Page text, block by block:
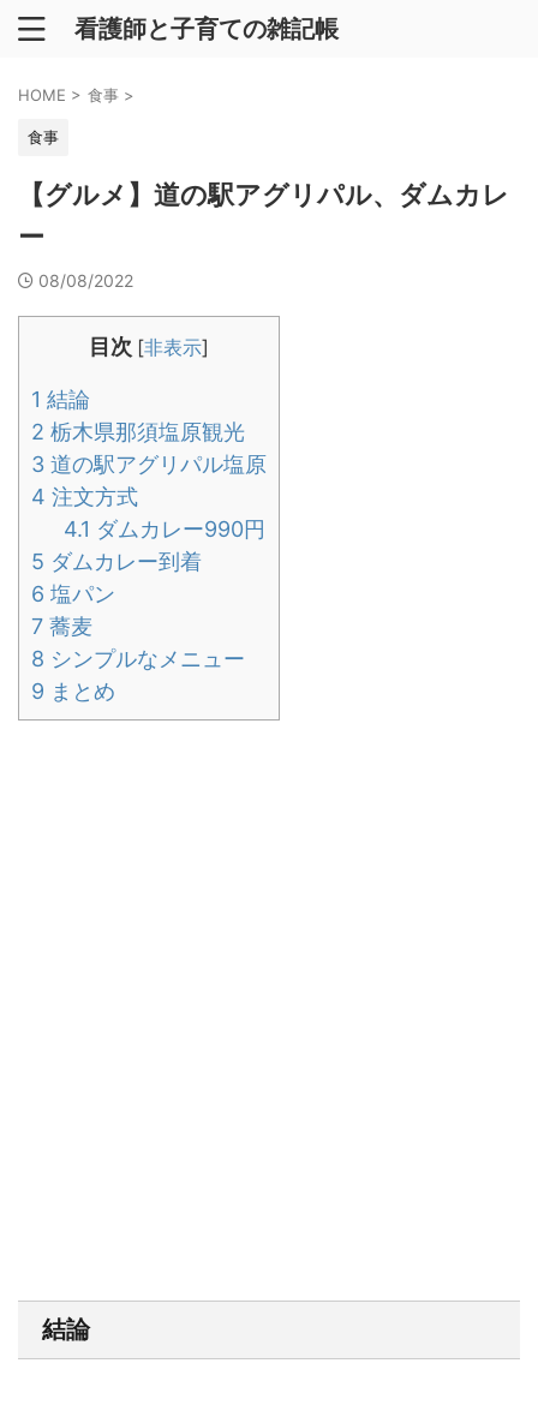
看護師と子育ての雑記帳
HOME > 食事 >
食事
【グルメ】道の駅アグリパル、ダムカレ
ー
08/08/2022
目次 [非表示]
1 結論
2 栃木県那須塩原観光
3 道の駅アグリパル塩原
4 注文方式
4.1 ダムカレー990円
5 ダムカレー到着
6 塩パン
7 蕎麦
8 シンプルなメニュー
9 まとめ
結論